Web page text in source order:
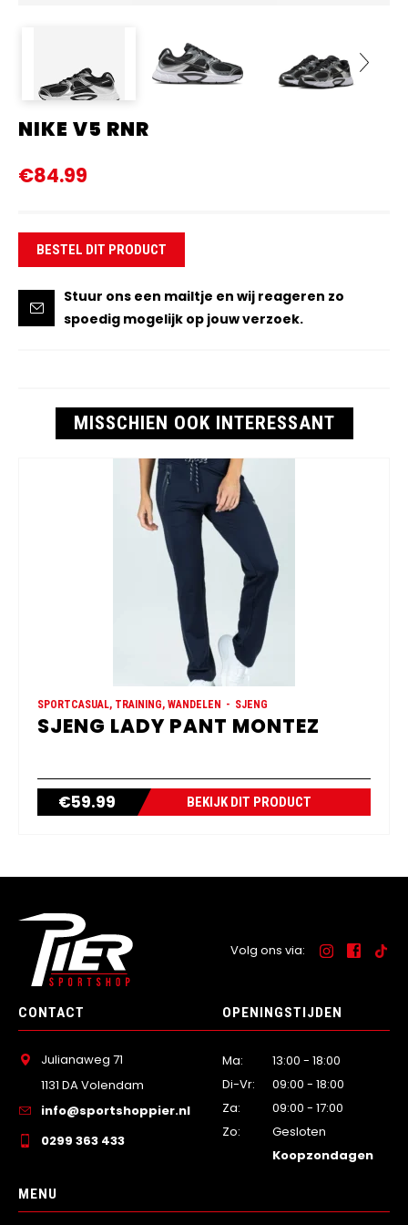
NIKE V5 RNR
€84.99
BESTEL DIT PRODUCT
Stuur ons een mailtje en wij reageren zo
spoedig mogelijk op jouw verzoek.
MISSCHIEN OOK INTERESSANT
SPORTCASUAL, TRAINING, WANDELEN SJENG
SJENG LADY PANT MONTEZ
€59.99 BEKIJK DIT PRODUCT
Volg ons via:
CONTACT
Julianaweg 71
1131 DA Volendam
info@sportshoppier.nl
0299 363 433
OPENINGSTIJDEN
Ma:
13:00 - 18:00
Di-Vr:
09:00 - 18:00
Za:
09:00 - 17:00
Zo:
Gesloten
Koopzondagen
MENU